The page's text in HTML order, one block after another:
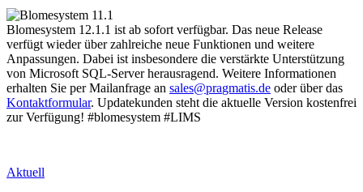
Blomesystem 12.1.1 ist ab sofort verfügbar. Das neue Release
verfügt wieder über zahlreiche neue Funktionen und weitere
Anpassungen. Dabei ist insbesondere die verstärkte Unterstützung
von Microsoft SQL-Server herausragend. Weitere Informationen
erhalten Sie per Mailanfrage an
oder über das
Kontaktformular. Updatekunden steht die aktuelle Version kostenfrei
zur Verfügung! #blomesystem #LIMS
Aktuell